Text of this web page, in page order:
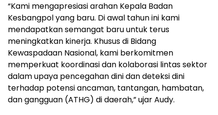
“Kami mengapresiasi arahan Kepala Badan
Kesbangpol yang baru. Di awal tahun ini kami
mendapatkan semangat baru untuk terus
meningkatkan kinerja. Khusus di Bidang
Kewaspadaan Nasional, kami berkomitmen
memperkuat koordinasi dan kolaborasi lintas sektor
dalam upaya pencegahan dini dan deteksi dini
terhadap potensi ancaman, tantangan, hambatan,
dan gangguan (ATHG) di daerah,” ujar Audy.